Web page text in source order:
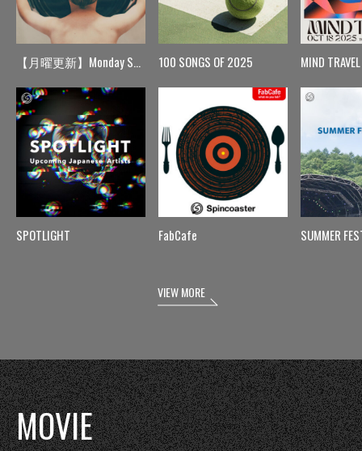
【月曜更新】Monday Spin
SPOTLIGHT
100 SONGS OF 2025
FabCafe
MIND TRAVEL
SUMMER
VIEW MORE
MOVIE